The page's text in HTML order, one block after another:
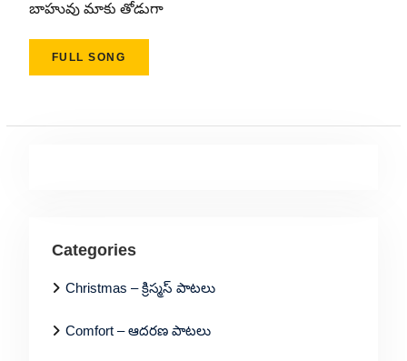
బాహువు మాకు తోడుగా
FULL SONG
Categories
Christmas – క్రిస్మస్ పాటలు
Comfort – ఆదరణ పాటలు